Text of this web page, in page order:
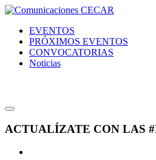
EVENTOS
PRÓXIMOS EVENTOS
CONVOCATORIAS
Noticias
ACTUALÍZATE CON LAS